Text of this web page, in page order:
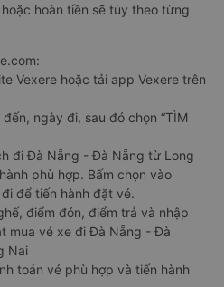
hoàn tiền sẽ tùy theo từng
Vexere hoặc tải app Vexere trên
ngày đi, sau đó chọn “TÌM
đi Đà Nẵng - Đà Nẵng từ Long
phù hợp. Bấm chọn vào
để tiến hành đặt vé.
điểm đón, điểm trả và nhập
mua vé xe đi Đà Nẵng - Đà
Nai
toán vé phù hợp và tiến hành